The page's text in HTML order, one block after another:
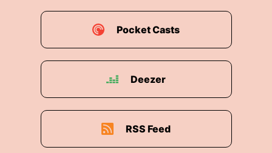
Pocket Casts
Deezer
RSS Feed